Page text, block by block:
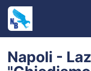
Napoli -